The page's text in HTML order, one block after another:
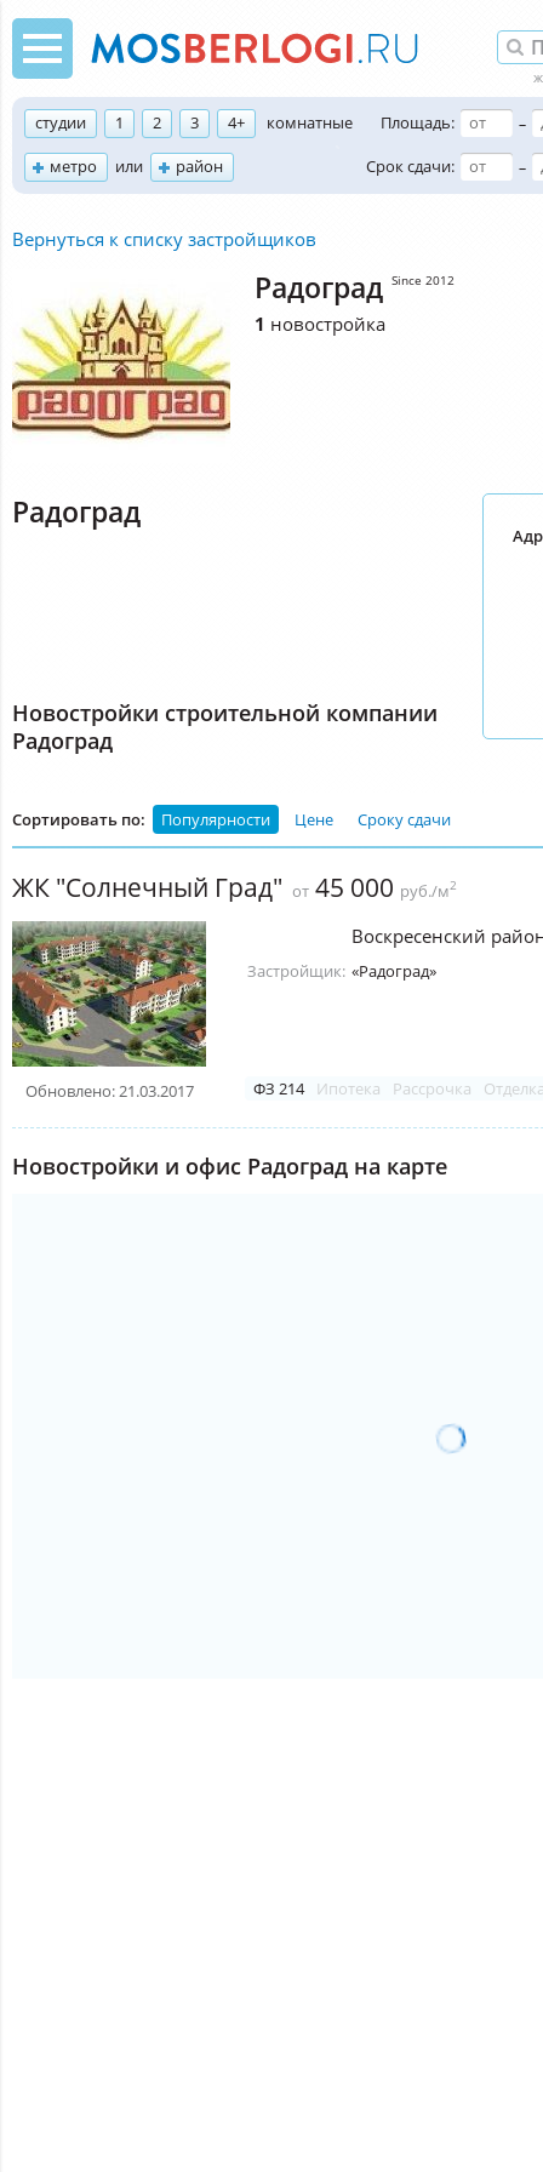
студии 1 2 3 4+
комнатные
метро
или район
Площадь:
–
Срок сдачи:
–
Вернуться к списку застройщиков
Радоград Since 2012
1 новостройка
Радоград
Новостройки строительной компании
Радоград
Сортировать по: Популярности Цене Сроку сдачи
ЖК "Солнечный Град" от 45 000 руб./м2
Обновлено: 21.03.2017
Воскресенский
Застройщик: «Радоград»
ФЗ 214 Ипотека Рассрочка
Новостройки и офис Радоград на карте